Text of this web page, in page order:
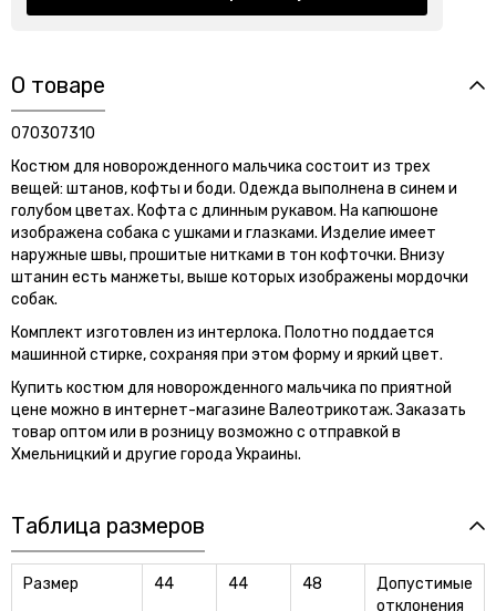
О товаре
070307310
Костюм для новорожденного мальчика состоит из трех
вещей: штанов, кофты и боди. Одежда выполнена в синем и
голубом цветах. Кофта с длинным рукавом. На капюшоне
изображена собака с ушками и глазками. Изделие имеет
наружные швы, прошитые нитками в тон кофточки. Внизу
штанин есть манжеты, выше которых изображены мордочки
собак.
Комплект изготовлен из интерлока. Полотно поддается
машинной стирке, сохраняя при этом форму и яркий цвет.
Купить костюм для новорожденного мальчика по приятной
цене можно в интернет-магазине Валеотрикотаж. Заказать
товар оптом или в розницу возможно с отправкой в
Хмельницкий и другие города Украины.
Таблица размеров
Размер 44 44 48
Допустимые
отклонения